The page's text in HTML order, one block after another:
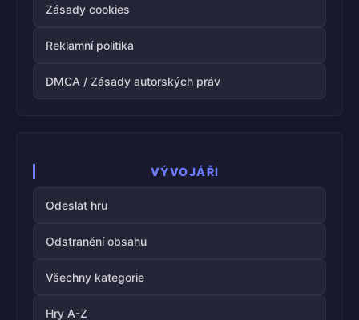
Zásady cookies
Reklamní politika
DMCA / Zásady autorských práv
VÝVOJÁŘI
Odeslat hru
Odstranění obsahu
Všechny kategorie
Hry A-Z